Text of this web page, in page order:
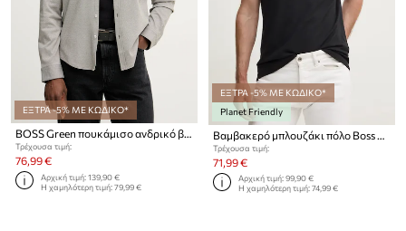
ΕΞΤΡΑ -5% ΜΕ ΚΩΔΙΚΟ*
BOSS Green πουκάμισο ανδρικό βαμβακερό ST_Motion L
Τρέχουσα τιμή:
76,99 €
Αρχική τιμή:139,90 €
Η χαμηλότερη τιμή:79,99 €
ΕΞΤΡΑ -5% ΜΕ ΚΩΔΙΚΟ*
Planet Friendly
Τρέχουσα τιμή:
71,99 €
Αρχική τιμή:99,90 €
Η χαμηλότερη τιμή:74,99 €